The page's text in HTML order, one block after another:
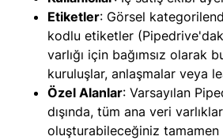
Etiketler: Görsel
kodlu etiketler
varlığı için bağımsız olarak
kuruluşlar, anlaşmalar veya
Özel Alanlar: Varsayılan
dışında, tüm ana veri
oluşturabileceğiniz